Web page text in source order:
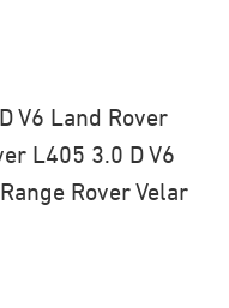
V6 Land Rover
L405 3.0 D V6
Range Rover Velar